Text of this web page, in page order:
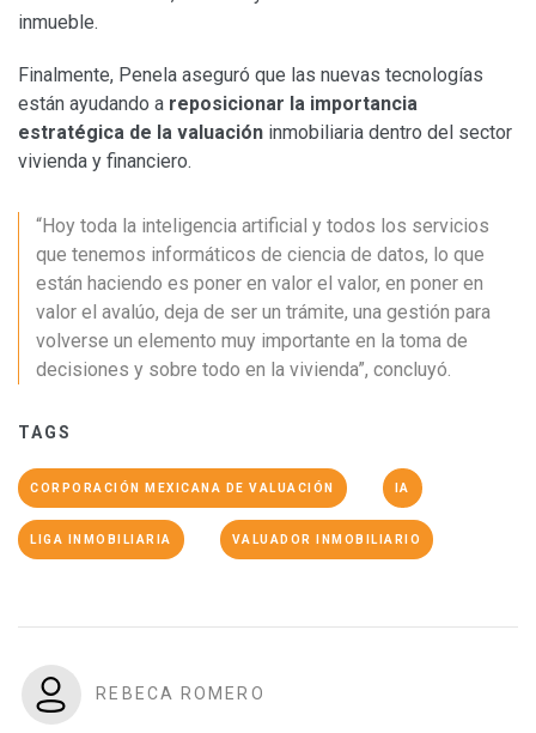
inmueble.
Finalmente, Penela aseguró que las nuevas tecnologías
están ayudando a reposicionar la importancia
estratégica de la valuación inmobiliaria dentro del sector
vivienda y financiero.
“Hoy toda la inteligencia artificial y todos los servicios
que tenemos informáticos de ciencia de datos, lo que
están haciendo es poner en valor el valor, en poner en
valor el avalúo, deja de ser un trámite, una gestión para
volverse un elemento muy importante en la toma de
decisiones y sobre todo en la vivienda”, concluyó.
TAGS
CORPORACIÓN MEXICANA DE VALUACIÓN IA
LIGA INMOBILIARIA VALUADOR INMOBILIARIO
REBECA ROMERO